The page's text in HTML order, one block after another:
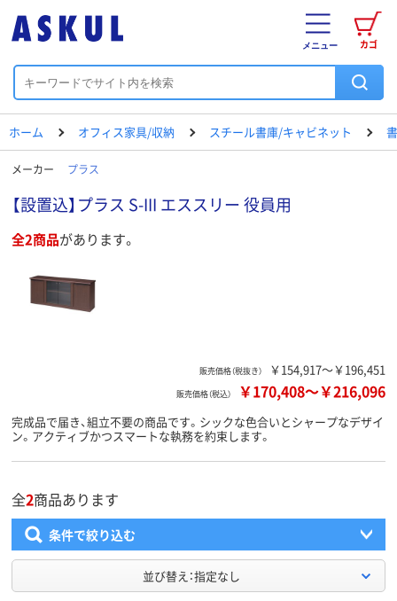
カゴ
メニュー
ホーム オフィス家具/収納 スチール書庫/キャビネット
メーカー プラス
【設置込】プラス S-III エススリー 役員用
全2商品があります。
販売価格（税抜き） ￥154,917～￥196,451
販売価格（税込） ￥170,408～￥216,096
完成品で届き、組立不要の商品です。シックな色合いとシャープなデザイ
ン。アクティブかつスマートな執務を約束します。
全2商品あります
条件で絞り込む
並び替え：指定なし